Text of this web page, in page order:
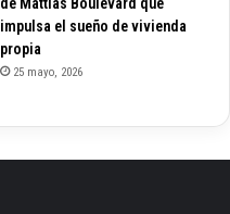
de Mattias Boulevard que
impulsa el sueño de vivienda
propia
25 mayo, 2026